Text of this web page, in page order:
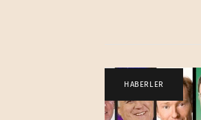
HABERLER